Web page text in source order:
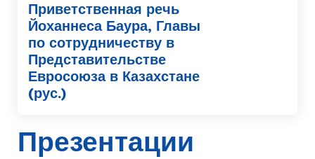
Приветственная речь
Йоханнеса Баура, Главы
по сотрудничеству в
Представительстве
Евросоюза в Казахстане
(рус.)
Презентации